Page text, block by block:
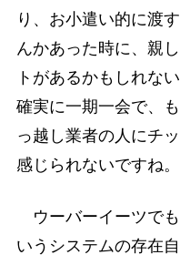
り、お小遣い的に渡
んかあった時に、親
トがあるかもしれな
確実に一期一会で、
っ越し業者の人にチ
感じられないですね。
ウーバーイーツで
いうシステムの存在